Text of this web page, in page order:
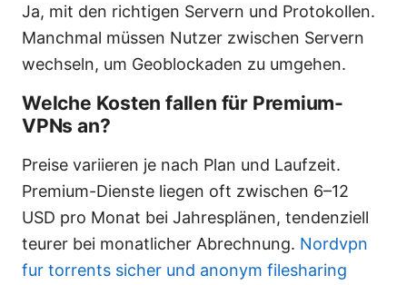
Ja, mit den richtigen Servern und Protokollen.
Manchmal müssen Nutzer zwischen Servern
wechseln, um Geoblockaden zu umgehen.
Welche Kosten fallen für Premium-
VPNs an?
Preise variieren je nach Plan und Laufzeit.
Premium-Dienste liegen oft zwischen 6–12
USD pro Monat bei Jahresplänen, tendenziell
teurer bei monatlicher Abrechnung. Nordvpn
fur torrents sicher und anonym filesharing